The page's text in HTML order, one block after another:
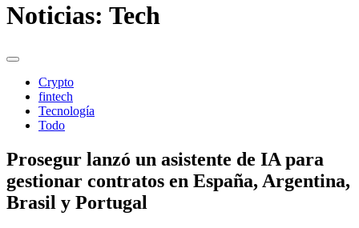
Noticias: Tech
Crypto
fintech
Tecnología
Todo
Prosegur lanzó un asistente de IA para
gestionar contratos en España, Argentina,
Brasil y Portugal